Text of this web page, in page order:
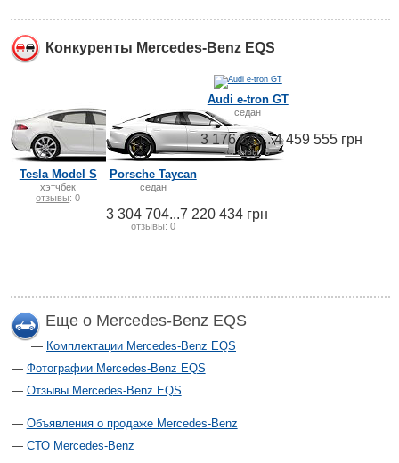
Конкуренты Mercedes-Benz EQS
Tesla Model S
хэтчбек
отзывы: 0
Porsche Taycan
седан
3 304 704...7 220 434 грн
отзывы: 0
Audi e-tron GT
седан
3 176 845...4 459 555 грн
отзывы: 0
Еще о Mercedes-Benz EQS
Комплектации Mercedes-Benz EQS
Фотографии Mercedes-Benz EQS
Отзывы Mercedes-Benz EQS
Объявления о продаже Mercedes-Benz
СТО Mercedes-Benz